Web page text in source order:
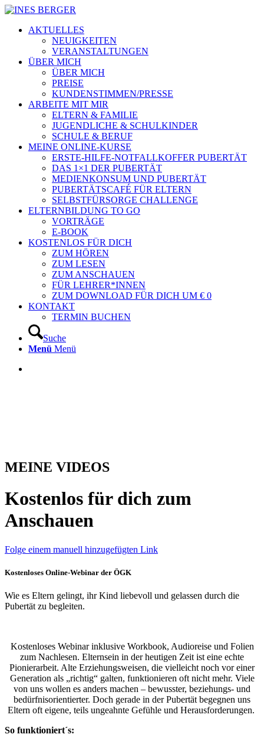
AKTUELLES
NEUIGKEITEN
VERANSTALTUNGEN
ÜBER MICH
ÜBER MICH
PREISE
KUNDENSTIMMEN/PRESSE
ARBEITE MIT MIR
ELTERN & FAMILIE
JUGENDLICHE & SCHULKINDER
SCHULE & BERUF
MEINE ONLINE-KURSE
ERSTE-HILFE-NOTFALLKOFFER PUBERTÄT
DAS 1×1 DER PUBERTÄT
MEDIENKONSUM UND PUBERTÄT
PUBERTÄTSCAFÉ FÜR ELTERN
SELBSTFÜRSORGE CHALLENGE
ELTERNBILDUNG TO GO
VORTRÄGE
E-BOOK
KOSTENLOS FÜR DICH
ZUM HÖREN
ZUM LESEN
ZUM ANSCHAUEN
FÜR LEHRER*INNEN
ZUM DOWNLOAD FÜR DICH UM € 0
KONTAKT
TERMIN BUCHEN
Suche
Menü Menü
MEINE VIDEOS
Kostenlos für dich zum
Anschauen
Folge einem manuell hinzugefügten Link
Kostenloses Online-Webinar der ÖGK
Wie es Eltern gelingt, ihr Kind liebevoll und gelassen durch die
Pubertät zu begleiten.
Kostenloses Webinar inklusive Workbook, Audioreise und Folien
zum Nachlesen. Elternsein in der heutigen Zeit ist eine echte
Pionierarbeit. Alte Erziehungsweisen, die vielleicht noch vor einer
Generation als „richtig“ galten, funktionieren oft nicht mehr. Viele
von uns wollen es anders machen – bewusster, beziehungs- und
bedürfnisorientierter. Doch gerade in der Pubertät begegnen uns
Eltern oft eigene, teils ungeahnte Gefühle und Herausforderungen.
So funktioniert´s: